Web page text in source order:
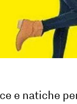
e natiche